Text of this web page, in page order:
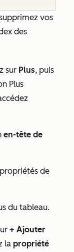
vos
des
sur Plus, puis
Plus
en-tête de
de
du tableau.
+ Ajouter
la propriété